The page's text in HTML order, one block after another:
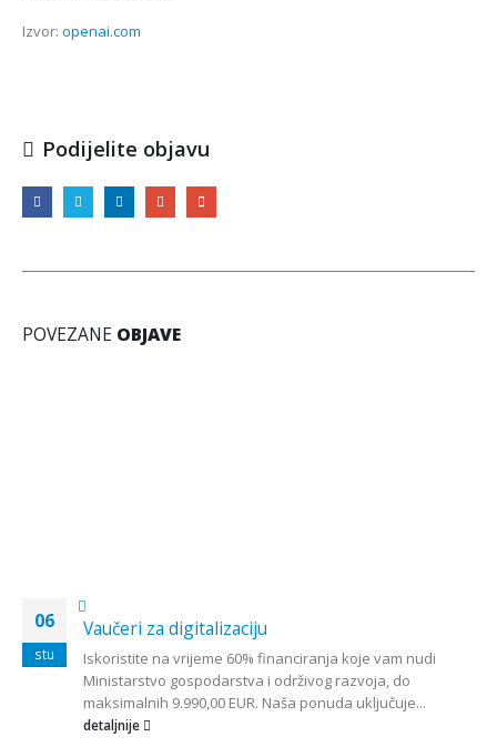
Izvor: openai.com
Podijelite objavu
POVEZANE OBJAVE
06
stu
Vaučeri za digitalizaciju
Iskoristite na vrijeme 60% financiranja koje vam nudi
Ministarstvo gospodarstva i održivog razvoja, do
maksimalnih 9.990,00 EUR. Naša ponuda uključuje...
detaljnije